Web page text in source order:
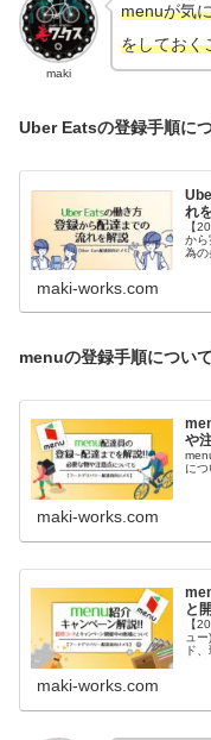
maki
menuが気
をしておく
Uber Eatsの登録手順に
れ
【
から
為の
maki-works.com
menuの登録手順につい
や
に
maki-works.com
と
【
ュ
ド
maki-works.com